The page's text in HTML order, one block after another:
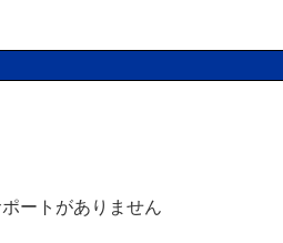
ートがありません